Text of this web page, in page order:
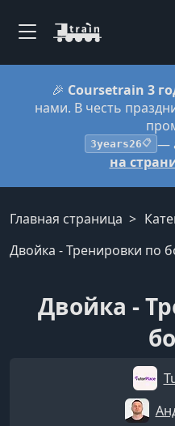
🎉 Coursetrain 3
нами. В честь
3years26📋 —
на
Главная страница
Двойка - Тренировки по
Двойка -